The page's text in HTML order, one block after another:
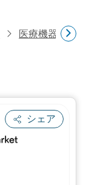
医療機器研究
シェア